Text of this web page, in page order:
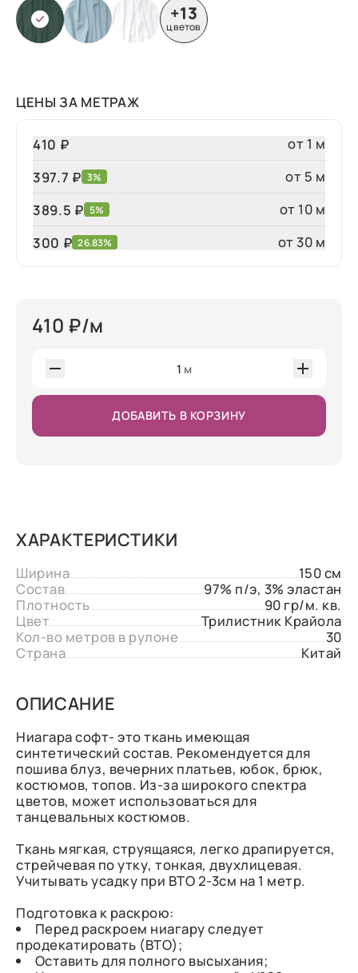
+13
цветов
ЦЕНЫ ЗА МЕТРАЖ
410 ₽
от 1 м
397.7 ₽ 3%
от 5 м
389.5 ₽ 5%
от 10 м
300 ₽ 26.83% от 30 м
410 ₽/м
1 м
ДОБАВИТЬ В КОРЗИНУ
ХАРАКТЕРИСТИКИ
Ширина
150 см
Состав
97% п/э, 3% эластан
Плотность
90 гр/м. кв.
Цвет
Трилистник Крайола
Кол-во метров в рулоне
30
Страна
Китай
ОПИСАНИЕ
Ниагара софт- это ткань имеющая
синтетический состав. Рекомендуется для
пошива блуз, вечерних платьев, юбок, брюк,
костюмов, топов. Из-за широкого спектра
цветов, может использоваться для
танцевальных костюмов.
Ткань мягкая, струящаяся, легко драпируется,
стрейчевая по утку, тонкая, двухлицевая.
Учитывать усадку при ВТО 2-3см на 1 метр.
Подготовка к раскрою:
Перед раскроем ниагару следует
продекатировать (ВТО);
Оставить для полного высыхания;